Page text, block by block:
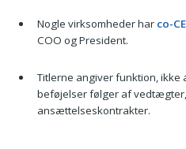
Nogle virksomheder har co-
COO og President.
Titlerne angiver funktion, ikke
beføjelser følger af
ansættelseskontrakter.